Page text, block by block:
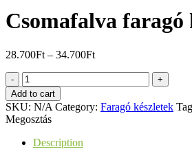
Csomafalva faragó
28.700Ft – 34.700Ft
Csomafalva
faragó
készlet
quantity
Add to cart
SKU: N/A Category: Faragó készletek
Megosztás
Description